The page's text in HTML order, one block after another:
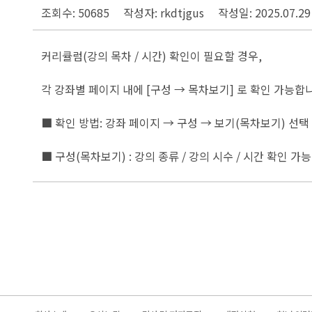
조회수: 50685 작성자: rkdtjgus 작성일: 2025.07.29
커리큘럼(강의 목차 / 시간) 확인이 필요할 경우,
각 강좌별 페이지 내에 [구성 → 목차보기] 로 확인 가능합
■ 확인 방법: 강좌 페이지 → 구성 → 보기(목차보기) 선택
■ 구성(목차보기) : 강의 종류 / 강의 시수 / 시간 확인 가능